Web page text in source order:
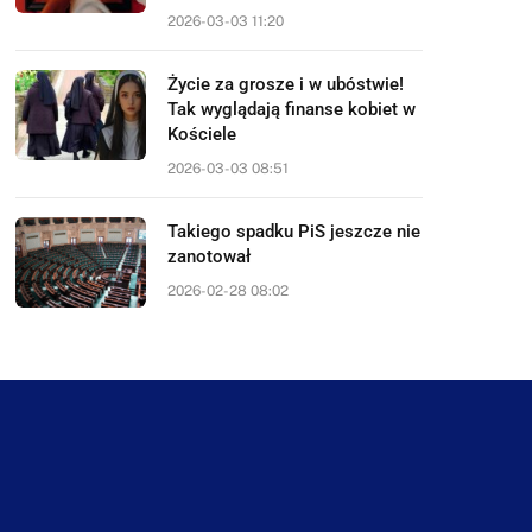
2026-03-03 11:20
Życie za grosze i w ubóstwie!
Tak wyglądają finanse kobiet w
Kościele
2026-03-03 08:51
Takiego spadku PiS jeszcze nie
zanotował
2026-02-28 08:02